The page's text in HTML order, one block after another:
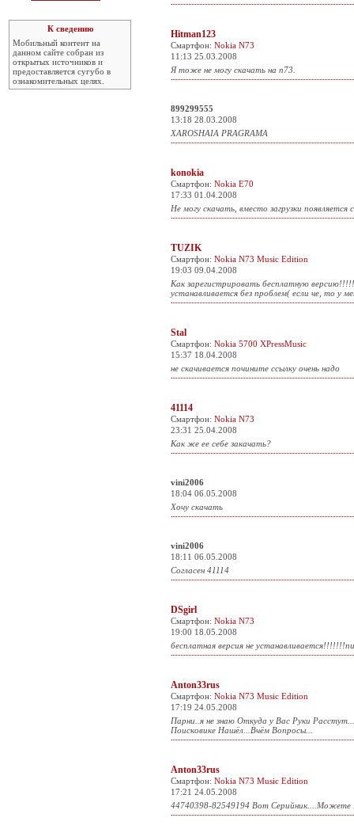
К сведению
Мобильный контент на
данном сайте собран из
открытых источников и
предоставляется сугубо в
ознакомительных целях.
Hitman123
Смартфон: Nokia N73
11:13 25.03.2008
Я тоже не могу скачать на n73.
899299555
13:18 28.03.2008
XAROSHAIA PRAGRAMA
konokia
Смартфон: Nokia E70
17:33 01.04.2008
Не могу скачать, вместо загрузки
TUZIK
Смартфон: Nokia N73 Music Edition
19:03 09.04.2008
Как зарегистрировать бесплатную
устанавливается без проблем( если че, то у
Stal
Смартфон: Nokia 5700 XPressMusic
15:37 18.04.2008
не скачивается почините ссылку очень надо
41114
Смартфон: Nokia N73
23:31 25.04.2008
Как же ее себе закачать?
vini2006
18:04 06.05.2008
Хочу скачать
vini2006
18:11 06.05.2008
Согласен 41114
DSgirl
Смартфон: Nokia N73
19:00 18.05.2008
бесплатная версия не
Anton33rus
Смартфон: Nokia N73 Music Edition
17:19 24.05.2008
Парни..я не знаю Откуда у Вас Руки
Поисковике Нашёл...Вчём Вопросы...
Anton33rus
Смартфон: Nokia N73 Music Edition
17:21 24.05.2008
44740398-82549194 Вот Серийник....Можете